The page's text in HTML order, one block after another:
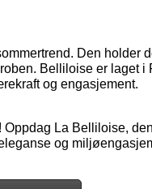
Den holder
Belliloise er laget i
og engasjement.
La Belliloise,
og